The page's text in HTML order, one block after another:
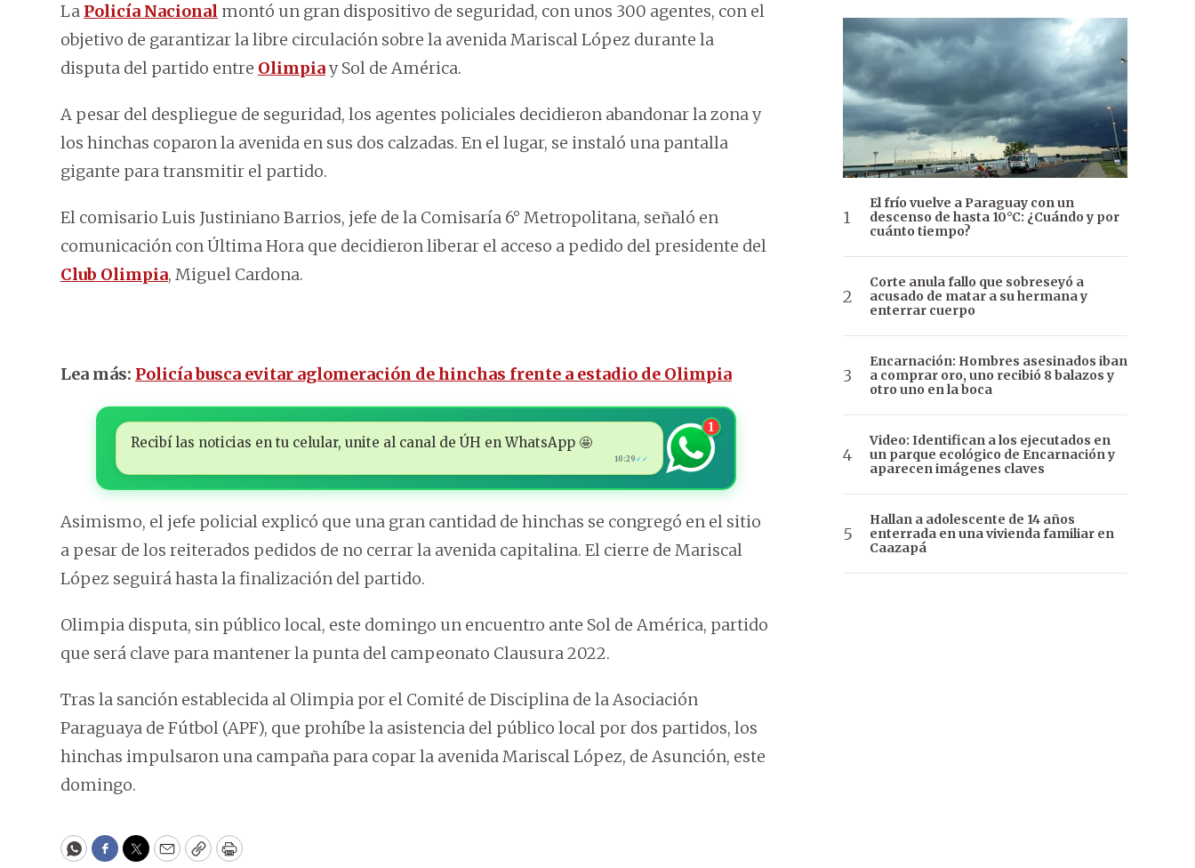
La Policía Nacional montó un gran dispositivo de seguridad, con unos 300 agentes, con el
objetivo de garantizar la libre circulación sobre la avenida Mariscal López durante la
disputa del partido entre Olimpiay Sol de América.
A pesar del despliegue de seguridad, los agentes policiales decidieron abandonar la zona y
los hinchas coparon la avenida en sus dos calzadas. En el lugar, se instaló una pantalla
gigante para transmitir el partido.
El comisario Luis Justiniano Barrios, jefe de la Comisaría 6° Metropolitana, señaló en
comunicación con Última Hora que decidieron liberar el acceso a pedido del presidente del
Club Olimpia, Miguel Cardona.
Lea más: Policía busca evitar aglomeración de hinchas frente a estadio de Olimpia
Recibí las noticias en tu celular, unite al canal de ÚH en WhatsApp 🤩
10:29 ✓✓
1
Asimismo, el jefe policial explicó que una gran cantidad de hinchas se congregó en el sitio
a pesar de los reiterados pedidos de no cerrar la avenida capitalina. El cierre de Mariscal
López seguirá hasta la finalización del partido.
Olimpia disputa, sin público local, este domingo un encuentro ante Sol de América, partido
que será clave para mantener la punta del campeonato Clausura 2022.
Tras la sanción establecida al Olimpia por el Comité de Disciplina de la Asociación
Paraguaya de Fútbol (APF), que prohíbe la asistencia del público local por dos partidos, los
hinchas impulsaron una campaña para copar la avenida Mariscal López, de Asunción, este
domingo.
WhatsApp
Facebook
Twitter
EmailCopyPrint
El frío vuelve a Paraguay con un
descenso de hasta 10°C: ¿Cuándo y por
cuánto tiempo?
Corte anula fallo que sobreseyó a
acusado de matar a su hermana y
enterrar cuerpo
Encarnación: Hombres asesinados iban
a comprar oro, uno recibió 8 balazos y
otro uno en la boca
Video: Identifican a los ejecutados en
un parque ecológico de Encarnación y
aparecen imágenes claves
Hallan a adolescente de 14 años
enterrada en una vivienda familiar en
Caazapá